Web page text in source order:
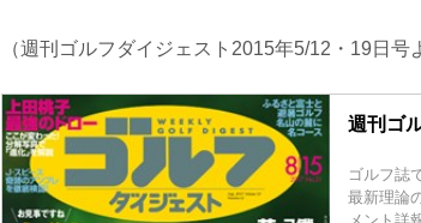
（週刊ゴルフダイジェスト2015年5/12・19日号
週刊ゴ
ゴルフ誌
最新理論